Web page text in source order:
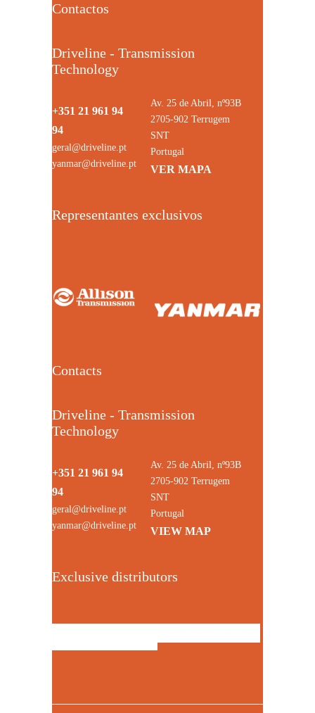
Contactos
Driveline - Transmission
Technology
+351 21 961 94
94
geral@driveline.pt
yanmar@driveline.pt
Av. 25 de Abril, nº93B
2705-902 Terrugem
SNT
Portugal
VER MAPA
Representantes exclusivos
Contacts
Driveline - Transmission
Technology
+351 21 961 94
94
geral@driveline.pt
yanmar@driveline.pt
Av. 25 de Abril, nº93B
2705-902 Terrugem
SNT
Portugal
VIEW MAP
Exclusive distributors